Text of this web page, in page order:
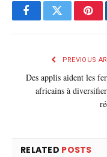
FacebookTwitter
PREVIOUS
Des applis aident les
africains à
RELATED POSTS